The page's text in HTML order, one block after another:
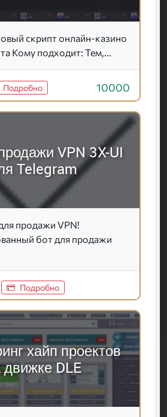
скрипт онлайн-казино
Кому подходит: Тем,...
Подробно 10000
VPN 3X-UI
Telegram
продажи VPN!
бот для продажи
Подробно
хайп проектов
движке DLE